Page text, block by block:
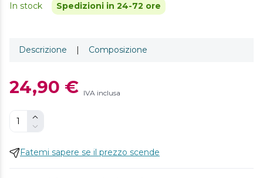
In stock Spedizioni in 24-72 ore
Descrizione | Composizione
24,90 € IVA inclusa
Fatemi sapere se il prezzo scende